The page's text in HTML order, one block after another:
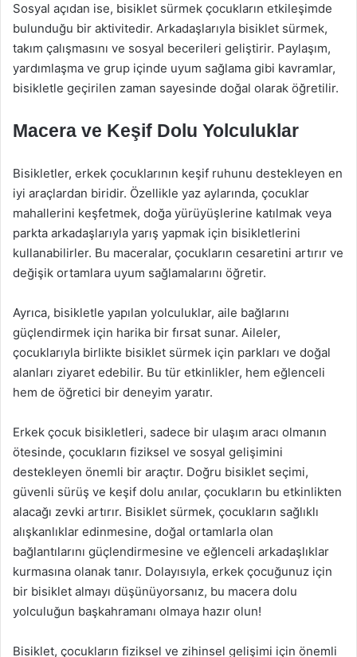
Sosyal açıdan ise, bisiklet sürmek çocukların etkileşimde
bulunduğu bir aktivitedir. Arkadaşlarıyla bisiklet sürmek,
takım çalışmasını ve sosyal becerileri geliştirir. Paylaşım,
yardımlaşma ve grup içinde uyum sağlama gibi kavramlar,
bisikletle geçirilen zaman sayesinde doğal olarak öğretilir.
Macera ve Keşif Dolu Yolculuklar
Bisikletler, erkek çocuklarının keşif ruhunu destekleyen en
iyi araçlardan biridir. Özellikle yaz aylarında, çocuklar
mahallerini keşfetmek, doğa yürüyüşlerine katılmak veya
parkta arkadaşlarıyla yarış yapmak için bisikletlerini
kullanabilirler. Bu maceralar, çocukların cesaretini artırır ve
değişik ortamlara uyum sağlamalarını öğretir.
Ayrıca, bisikletle yapılan yolculuklar, aile bağlarını
güçlendirmek için harika bir fırsat sunar. Aileler,
çocuklarıyla birlikte bisiklet sürmek için parkları ve doğal
alanları ziyaret edebilir. Bu tür etkinlikler, hem eğlenceli
hem de öğretici bir deneyim yaratır.
Erkek çocuk bisikletleri, sadece bir ulaşım aracı olmanın
ötesinde, çocukların fiziksel ve sosyal gelişimini
destekleyen önemli bir araçtır. Doğru bisiklet seçimi,
güvenli sürüş ve keşif dolu anılar, çocukların bu etkinlikten
alacağı zevki artırır. Bisiklet sürmek, çocukların sağlıklı
alışkanlıklar edinmesine, doğal ortamlarla olan
bağlantılarını güçlendirmesine ve eğlenceli arkadaşlıklar
kurmasına olanak tanır. Dolayısıyla, erkek çocuğunuz için
bir bisiklet almayı düşünüyorsanız, bu macera dolu
yolculuğun başkahramanı olmaya hazır olun!
Bisiklet, çocukların fiziksel ve zihinsel gelişimi için önemli